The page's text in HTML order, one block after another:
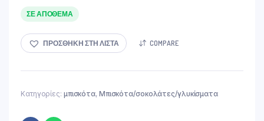
ΣΕ ΑΠΌΘΕΜΑ
ΠΡΟΣΘΉΚΗ ΣΤΗ ΛΊΣΤΑ COMPARE
Κατηγορίες: μπισκότα, Μπισκότα/σοκολάτες/γλυκίσματα